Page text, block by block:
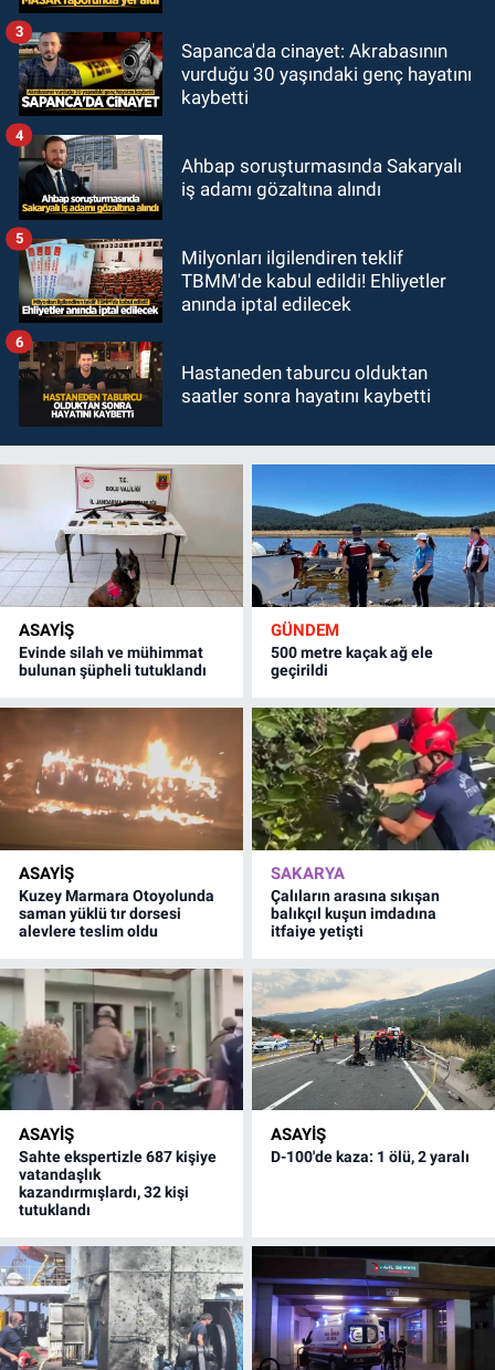
Sapanca'da cinayet: Akrabasının
vurduğu 30 yaşındaki genç hayatını
kaybetti
3
Ahbap soruşturmasında Sakaryalı
iş adamı gözaltına alındı
4
Milyonları ilgilendiren teklif
TBMM'de kabul edildi! Ehliyetler
anında iptal edilecek
5
Hastaneden taburcu olduktan
saatler sonra hayatını kaybetti
6
ASAYİŞ
Evinde silah ve mühimmat
bulunan şüpheli tutuklandı
GÜNDEM
500 metre kaçak ağ ele
geçirildi
ASAYİŞ
Kuzey Marmara Otoyolunda
saman yüklü tır dorsesi
alevlere teslim oldu
SAKARYA
Çalıların arasına sıkışan
balıkçıl kuşun imdadına
itfaiye yetişti
ASAYİŞ
Sahte ekspertizle 687 kişiye
vatandaşlık
kazandırmışlardı, 32 kişi
tutuklandı
ASAYİŞ
D-100'de kaza: 1 ölü, 2 yaralı